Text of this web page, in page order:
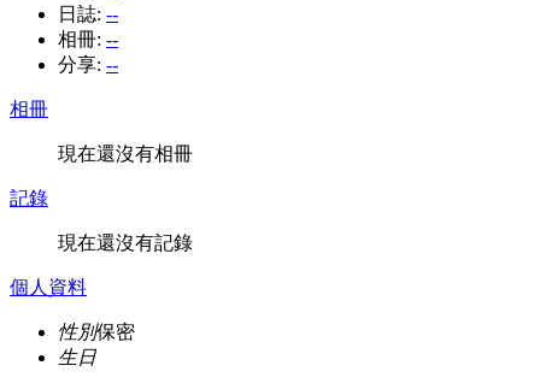
日誌: --
相冊: --
分享: --
相冊
現在還沒有相冊
記錄
現在還沒有記錄
個人資料
性別保密
生日